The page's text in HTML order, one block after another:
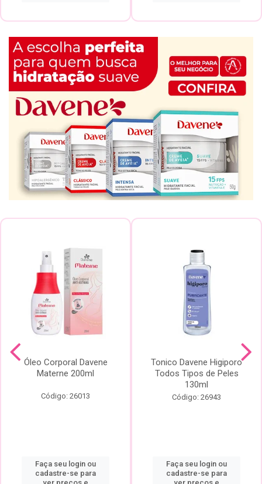
Óleo Corporal Davene
Materne 200ml
Código: 26013
Faça seu login ou
cadastre-se para
Tonico Davene Higiporo
Todos Tipos de Peles
130ml
Código: 26943
Faça seu login ou
cadastre-se para